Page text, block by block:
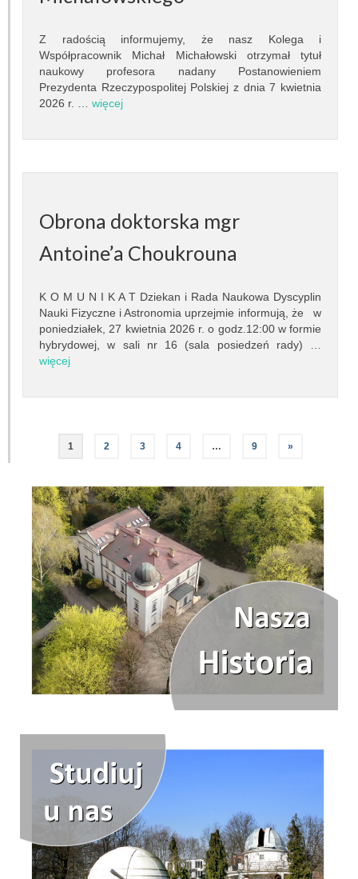
POPULARYZACJA
Wykłady otwarte
Pokazy nieba
Lekcje astronomii
Fundacja Ziemia i Kosmos
Noc Naukowców
Układ Słoneczny przy Słonecznej 36
Meteoryt Morasko
Nasze planetoidy
Zapytaj astronoma
Dla miłośników
Z radością informujemy, że nasz Kolega i
Współpracownik Michał Michałowski otrzymał tytuł
naukowy profesora nadany Postanowieniem
Prezydenta Rzeczypospolitej Polskiej z dnia 7 kwietnia
2026 r. … więcej
Obrona doktorska mgr
Antoine’a Choukrouna
K O M U N I K A T Dziekan i Rada Naukowa Dyscyplin
Nauki Fizyczne i Astronomia uprzejmie informują, że w
poniedziałek, 27 kwietnia 2026 r. o godz.12:00 w formie
hybrydowej, w sali nr 16 (sala posiedzeń rady) …
więcej
1 2 3 4 … 9 »